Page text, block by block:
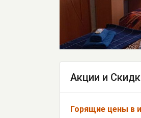
Акции и
Горящие цены в